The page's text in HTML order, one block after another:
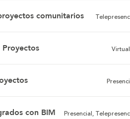
comunitarios
Virtual
Presencial,
con BIM